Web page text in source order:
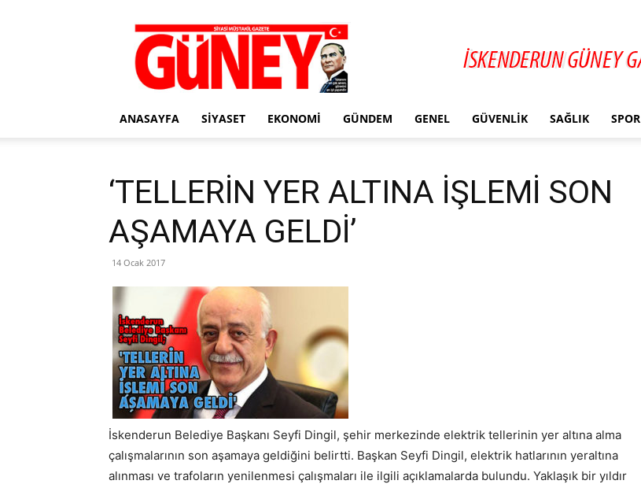
Gazete
Güney
ANASAYFA SIYASET EKONOMI GÜNDEM GENEL GÜVENLIK SAĞLIK SPOR
‘TELLERİN YER ALTINA İŞLEMİ SON
AŞAMAYA GELDİ’
14 Ocak 2017
İskenderun Belediye Başkanı Seyfi Dingil, şehir merkezinde elektrik tellerinin yer altına alma
çalışmalarının son aşamaya geldiğini belirtti. Başkan Seyfi Dingil, elektrik hatlarının yeraltına
alınması ve trafoların yenilenmesi çalışmaları ile ilgili açıklamalarda bulundu. Yaklaşık bir yıldır